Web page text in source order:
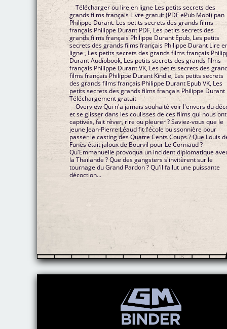
Télécharger ou lire en ligne Les petits secrets des
grands films français Livre gratuit (PDF ePub Mobi) pan
Philippe Durant. Les petits secrets des grands films
français Philippe Durant PDF, Les petits secrets des
grands films français Philippe Durant Epub, Les petits
secrets des grands films français Philippe Durant Lire
ligne , Les petits secrets des grands films français
Durant Audiobook, Les petits secrets des grands films
français Philippe Durant VK, Les petits secrets des
films français Philippe Durant Kindle, Les petits secrets
des grands films français Philippe Durant Epub VK, Les
petits secrets des grands films français Philippe Durant
Téléchargement gratuit
Overview Qui n'a jamais souhaité voir l'envers du
et se glisser dans les coulisses de ces films qui nous ont
captivés, fait rêver, rire ou pleurer ? Saviez-vous que le
jeune Jean-Pierre Léaud fit l'école buissonnière pour
passer le casting des Quatre Cents Coups ? Que Louis
Funès était jaloux de Bourvil pour Le Corniaud ?
Qu'Emmanuelle provoqua un incident diplomatique
la Thaïlande ? Que des gangsters s'invitèrent sur le
tournage du Grand Pardon ? Qu'il fallut une puissante
décoction...